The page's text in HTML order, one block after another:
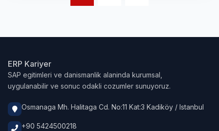
ERP Kariyer
SAP egitimleri ve danismanlik alaninda kurumsal,
uygulanabilir ve sonuc odakli cozumler sunuyoruz.
Osmanaga Mh. Halitaga Cd. No:11 Kat:3 Kadiköy / Istanbul
+90 5424500218